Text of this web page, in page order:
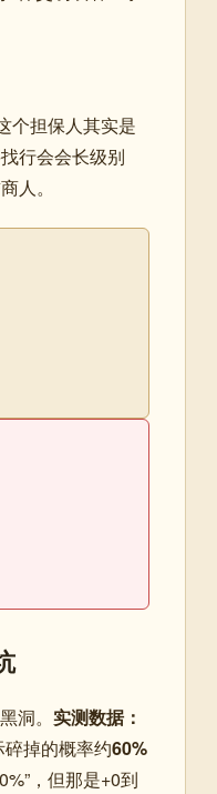
个担保人其实是
行会会长级别
人。
洞。 实测数据：
掉的概率约60%
，但那是+0到